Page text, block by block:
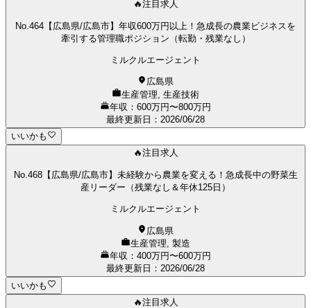
🔥注目求人
No.464【広島県/広島市】年収600万円以上！急成長の農業ビジネスを
牽引する管理職ポジション（転勤・残業なし）
ミルクルエージェント
広島県
生産管理, 生産技術
年収：600万円〜800万円
最終更新日 ： 2026/06/28
いいかも
🔥注目求人
No.468【広島県/広島市】未経験から農業を変える！急成長中の野菜生
産リーダー（残業なし＆年休125日）
ミルクルエージェント
広島県
生産管理, 製造
年収：400万円〜600万円
最終更新日 ： 2026/06/28
いいかも
🔥注目求人